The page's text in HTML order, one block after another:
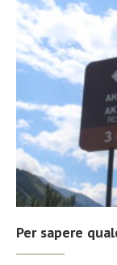
Per sapere